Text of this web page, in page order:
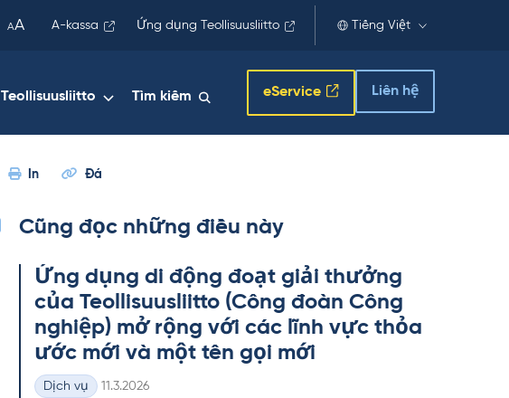
AA A-kassa Ứng dụng Teollisuusliitto Tiếng Việt
Teollisuusliitto Tìm kiếm eService Liên hệ
In Đá
Cũng đọc những điều này
Ứng dụng di động đoạt giải thưởng
của Teol­li­suus­liitto (Công đoàn Công
ng­hiệp) mở rộng với các lĩnh vực thỏa
ước mới và một tên gọi mới
Dịch vụ Kirjoitettu
11.3.2026